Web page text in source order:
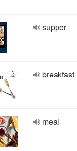
supper
breakfast
meal